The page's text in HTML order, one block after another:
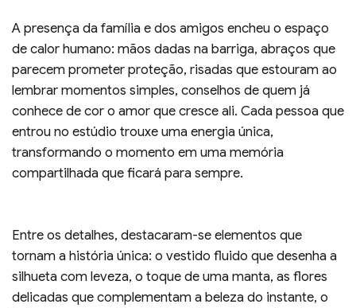
A presença da família e dos amigos encheu o espaço
de calor humano: mãos dadas na barriga, abraços que
parecem prometer proteção, risadas que estouram ao
lembrar momentos simples, conselhos de quem já
conhece de cor o amor que cresce ali. Cada pessoa que
entrou no estúdio trouxe uma energia única,
transformando o momento em uma memória
compartilhada que ficará para sempre.
Entre os detalhes, destacaram-se elementos que
tornam a história única: o vestido fluido que desenha a
silhueta com leveza, o toque de uma manta, as flores
delicadas que complementam a beleza do instante, o